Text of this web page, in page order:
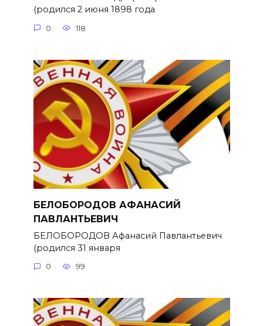
(родился 2 июня 1898 года
0 118
БЕЛОБОРОДОВ АФАНАСИЙ
ПАВЛАНТЬЕВИЧ
БЕЛОБОРОДОВ Афанасий Павлантьевич
(родился 31 января
0 99